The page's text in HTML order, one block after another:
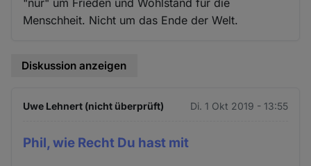
Menschheit. Nicht um das Ende der Welt.
Diskussion anzeigen
Uwe Lehnert (nicht überprüft) Di. 1 Okt 2019 - 13:55
Phil, wie Recht Du hast mit